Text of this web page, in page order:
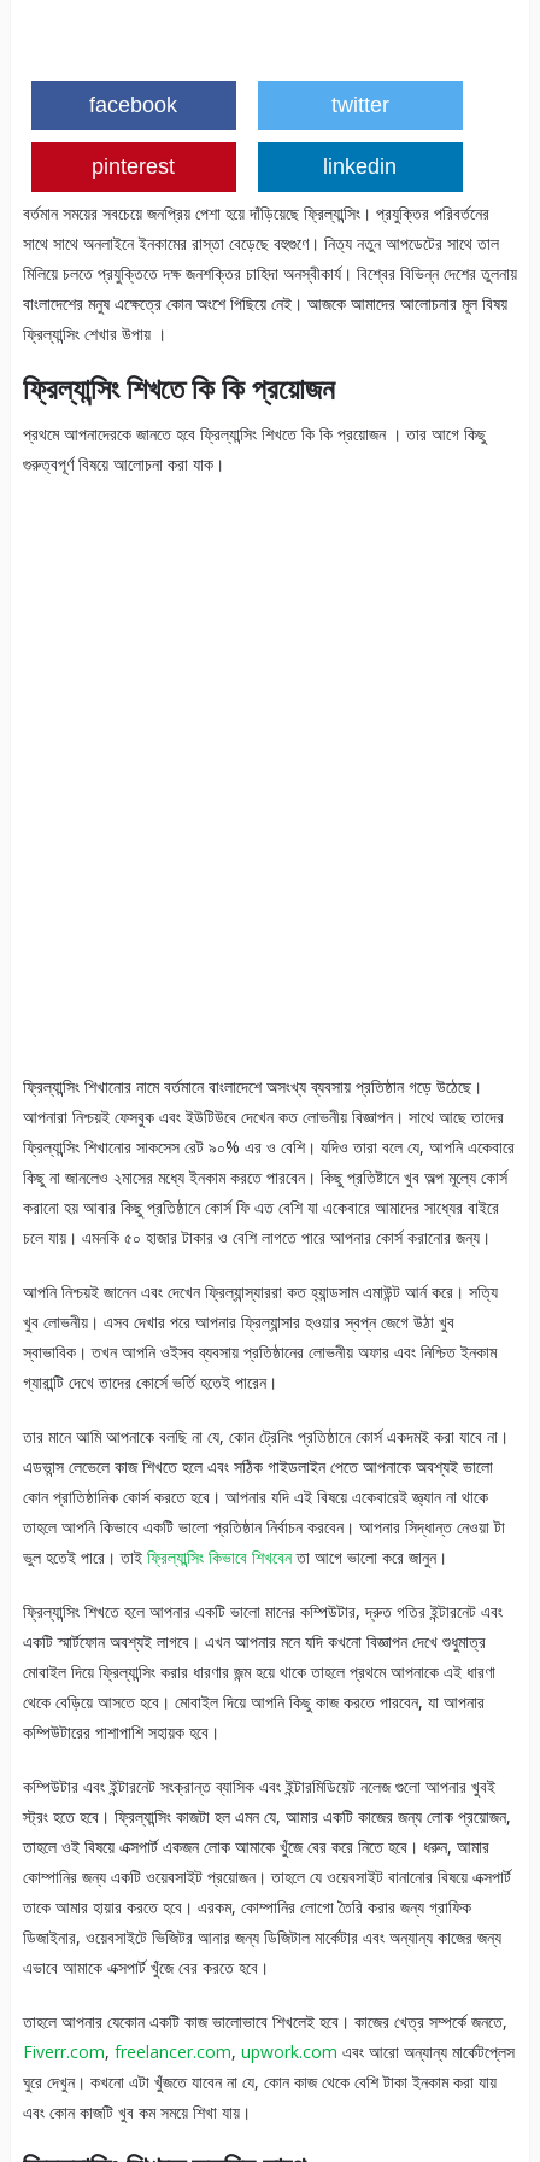
facebook twitter
pinterest linkedin
বর্তমান সময়ের সবচেয়ে জনপ্রিয় পেশা হয়ে দাঁড়িয়েছে ফ্রিল্যান্সিং। প্রযুক্তির পরিবর্তনের
সাথে সাথে অনলাইনে ইনকামের রাস্তা বেড়েছে বহুগুণে। নিত্য নতুন আপডেটের সাথে তাল
মিলিয়ে চলতে প্রযুক্তিতে দক্ষ জনশক্তির চাহিদা অনস্বীকার্য। বিশ্বের বিভিন্ন দেশের তুলনায়
বাংলাদেশের মনুষ এক্ষেত্রে কোন অংশে পিছিয়ে নেই। আজকে আমাদের আলোচনার মূল বিষয়
ফ্রিল্যান্সিং শেখার উপায় ।
ফ্রিল্যান্সিং শিখতে কি কি প্রয়োজন
প্রথমে আপনাদেরকে জানতে হবে ফ্রিল্যান্সিং শিখতে কি কি প্রয়োজন । তার আগে কিছু
গুরুত্বপূর্ণ বিষয়ে আলোচনা করা যাক।
ফ্রিল্যান্সিং শিখানোর নামে বর্তমানে বাংলাদেশে অসংখ্য ব্যবসায় প্রতিষ্ঠান গড়ে উঠেছে।
আপনারা নিশ্চয়ই ফেসবুক এবং ইউটিউবে দেখেন কত লোভনীয় বিজ্ঞাপন। সাথে আছে তাদের
ফ্রিল্যান্সিং শিখানোর সাকসেস রেট ৯০% এর ও বেশি। যদিও তারা বলে যে, আপনি একেবারে
কিছু না জানলেও ২মাসের মধ্যে ইনকাম করতে পারবেন। কিছু প্রতিষ্টানে খুব অল্প মূল্যে কোর্স
করানো হয় আবার কিছু প্রতিষ্ঠানে কোর্স ফি এত বেশি যা একেবারে আমাদের সাধ্যের বাইরে
চলে যায়। এমনকি ৫০ হাজার টাকার ও বেশি লাগতে পারে আপনার কোর্স করানোর জন্য।
আপনি নিশ্চয়ই জানেন এবং দেখেন ফ্রিল্যান্স্যাররা কত হ্যান্ডসাম এমাউন্ট আর্ন করে। সত্যি
খুব লোভনীয়। এসব দেখার পরে আপনার ফ্রিল্যান্সার হওয়ার স্বপ্ন জেগে উঠা খুব
স্বাভাবিক। তখন আপনি ওইসব ব্যবসায় প্রতিষ্ঠানের লোভনীয় অফার এবং নিশ্চিত ইনকাম
গ্যারান্টি দেখে তাদের কোর্সে ভর্তি হতেই পারেন।
তার মানে আমি আপনাকে বলছি না যে, কোন ট্রেনিং প্রতিষ্ঠানে কোর্স একদমই করা যাবে না।
এডভান্স লেভেলে কাজ শিখতে হলে এবং সঠিক গাইডলাইন পেতে আপনাকে অবশ্যই ভালো
কোন প্রাতিষ্ঠানিক কোর্স করতে হবে। আপনার যদি এই বিষয়ে একেবারেই জ্ঞ্যান না থাকে
তাহলে আপনি কিভাবে একটি ভালো প্রতিষ্ঠান নির্বাচন করবেন। আপনার সিদ্ধান্ত নেওয়া টা
ভুল হতেই পারে। তাই ফ্রিল্যান্সিং কিভাবে শিখবেনতা আগে ভালো করে জানুন।
ফ্রিল্যান্সিং শিখতে হলে আপনার একটি ভালো মানের কম্পিউটার, দ্রুত গতির ইন্টারনেট এবং
একটি স্মার্টফোন অবশ্যই লাগবে। এখন আপনার মনে যদি কখনো বিজ্ঞাপন দেখে শুধুমাত্র
মোবাইল দিয়ে ফ্রিল্যান্সিং করার ধারণার জন্ম হয়ে থাকে তাহলে প্রথমে আপনাকে এই ধারণা
থেকে বেড়িয়ে আসতে হবে। মোবাইল দিয়ে আপনি কিছু কাজ করতে পারবেন, যা আপনার
কম্পিউটারের পাশাপাশি সহায়ক হবে।
কম্পিউটার এবং ইন্টারনেট সংক্রান্ত ব্যাসিক এবং ইন্টারমিডিয়েট নলেজ গুলো আপনার খুবই
স্ট্রং হতে হবে। ফ্রিল্যান্সিং কাজটা হল এমন যে, আমার একটি কাজের জন্য লোক প্রয়োজন,
তাহলে ওই বিষয়ে এক্সপার্ট একজন লোক আমাকে খুঁজে বের করে নিতে হবে। ধরুন, আমার
কোম্পানির জন্য একটি ওয়েবসাইট প্রয়োজন। তাহলে যে ওয়েবসাইট বানানোর বিষয়ে এক্সপার্ট
তাকে আমার হায়ার করতে হবে। এরকম, কোম্পানির লোগো তৈরি করার জন্য গ্রাফিক
ডিজাইনার, ওয়েবসাইটে ভিজিটর আনার জন্য ডিজিটাল মার্কেটার এবং অন্যান্য কাজের জন্য
এভাবে আমাকে এক্সপার্ট খুঁজে বের করতে হবে।
তাহলে আপনার যেকোন একটি কাজ ভালোভাবে শিখলেই হবে। কাজের খেত্র সম্পর্কে জনতে,
Fiverr.com, freelancer.com, upwork.com এবং আরো অন্যান্য মার্কেটপ্লেস
ঘুরে দেখুন। কখনো এটা খুঁজতে যাবেন না যে, কোন কাজ থেকে বেশি টাকা ইনকাম করা যায়
এবং কোন কাজটি খুব কম সময়ে শিখা যায়।